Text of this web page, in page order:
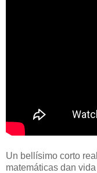
Un bellísimo corto
matemáticas dan